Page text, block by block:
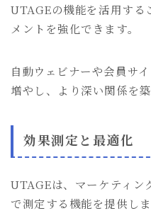
UTAGEの機能を活用する
メントを強化できます。
自動ウェビナーや会員サ
増やし、より深い関係を
効果測定と最適化
UTAGEは、マーケティン
で測定する機能を提供しま